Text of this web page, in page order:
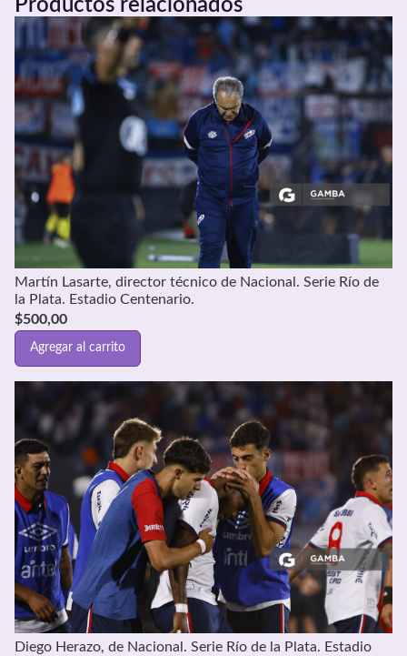
Productos relacionados
Martín Lasarte, director técnico de Nacional. Serie Río de
la Plata. Estadio Centenario.
$500,00
Agregar al carrito
Diego Herazo, de Nacional. Serie Río de la Plata. Estadio